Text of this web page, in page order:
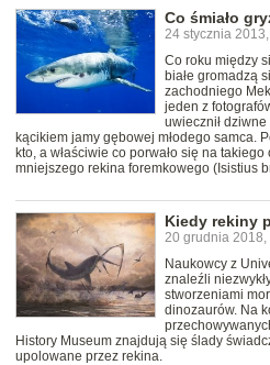
Co śmiało
24 stycznia
Co roku między
białe gromadzą
zachodniego
jeden z
uwiecznił
kącikiem jamy gębowej młodego samca.
kto, a właściwie co porwało się na
mniejszego rekina foremkowego (Isistius
Kiedy rekiny
20 grudnia 2018,
Naukowcy z
znaleźli
stworzeniami
dinozaurów. Na
History Museum znajdują się ślady
upolowane przez rekina.